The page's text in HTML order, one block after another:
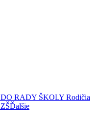
RADY ŠKOLY Rodičia
Ďalšie